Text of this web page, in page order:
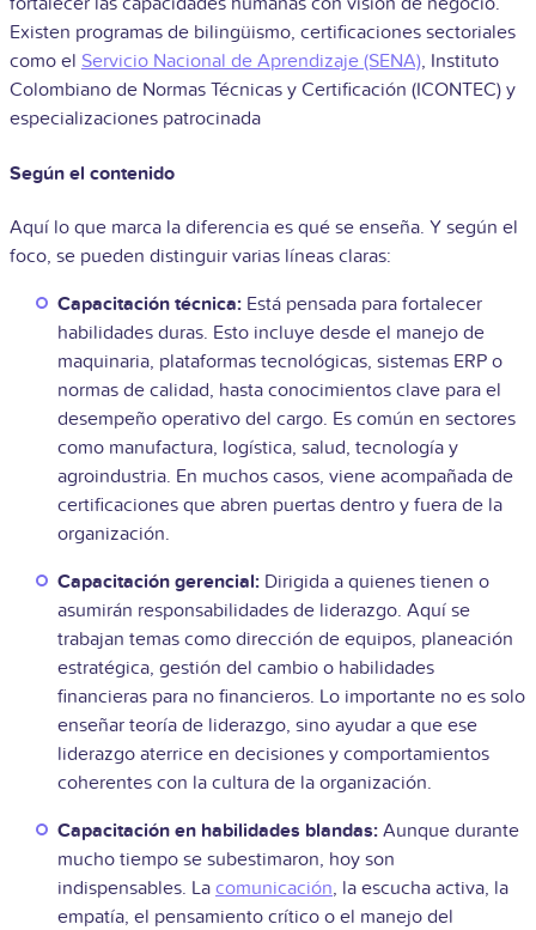
Existen programas de bilingüismo, certificaciones sectoriales
como el Servicio Nacional de Aprendizaje (SENA), Instituto
Colombiano de Normas Técnicas y Certificación (ICONTEC) y
especializaciones patrocinada
Según el contenido
Aquí lo que marca la diferencia es qué se enseña. Y según el
foco, se pueden distinguir varias líneas claras:
Capacitación técnica: Está pensada para fortalecer
habilidades duras. Esto incluye desde el manejo de
maquinaria, plataformas tecnológicas, sistemas ERP o
normas de calidad, hasta conocimientos clave para el
desempeño operativo del cargo. Es común en sectores
como manufactura, logística, salud, tecnología y
agroindustria. En muchos casos, viene acompañada de
certificaciones que abren puertas dentro y fuera de la
organización.
Capacitación gerencial: Dirigida a quienes tienen o
asumirán responsabilidades de liderazgo. Aquí se
trabajan temas como dirección de equipos, planeación
estratégica, gestión del cambio o habilidades
financieras para no financieros. Lo importante no es solo
enseñar teoría de liderazgo, sino ayudar a que ese
liderazgo aterrice en decisiones y comportamientos
coherentes con la cultura de la organización.
Capacitación en habilidades blandas: Aunque durante
mucho tiempo se subestimaron, hoy son
indispensables. La comunicación, la escucha activa, la
empatía, el pensamiento crítico o el manejo del